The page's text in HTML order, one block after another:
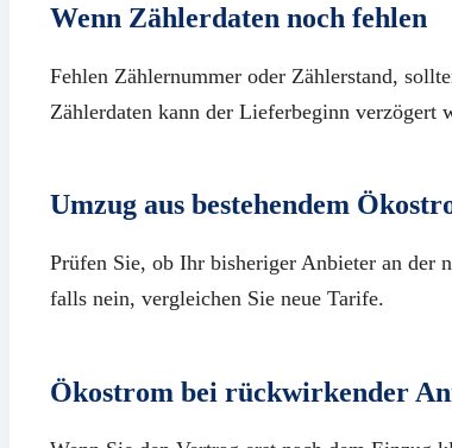
Wenn Zählerdaten noch fehlen
Fehlen Zählernummer oder Zählerstand,
Zählerdaten kann der Lieferbeginn verzögert
Umzug aus bestehendem
Prüfen Sie, ob Ihr bisheriger Anbieter an der
falls nein, vergleichen Sie neue Tarife.
Ökostrom bei rückwirkender